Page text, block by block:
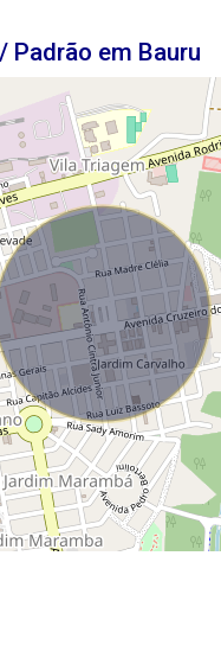
em Bauru